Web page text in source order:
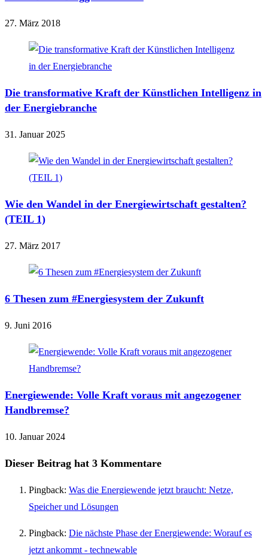
27. März 2018
Die transformative Kraft der Künstlichen Intelligenz in
der Energiebranche
31. Januar 2025
Wie den Wandel in der Energiewirtschaft gestalten?
(TEIL 1)
27. März 2017
6 Thesen zum #Energiesystem der Zukunft
9. Juni 2016
Energiewende: Volle Kraft voraus mit angezogener
Handbremse?
10. Januar 2024
Dieser Beitrag hat 3 Kommentare
Pingback: Was die Energiewende jetzt braucht: Netze,
Speicher und Lösungen
Pingback: Die nächste Phase der Energiewende: Worauf es
jetzt ankommt - technewable